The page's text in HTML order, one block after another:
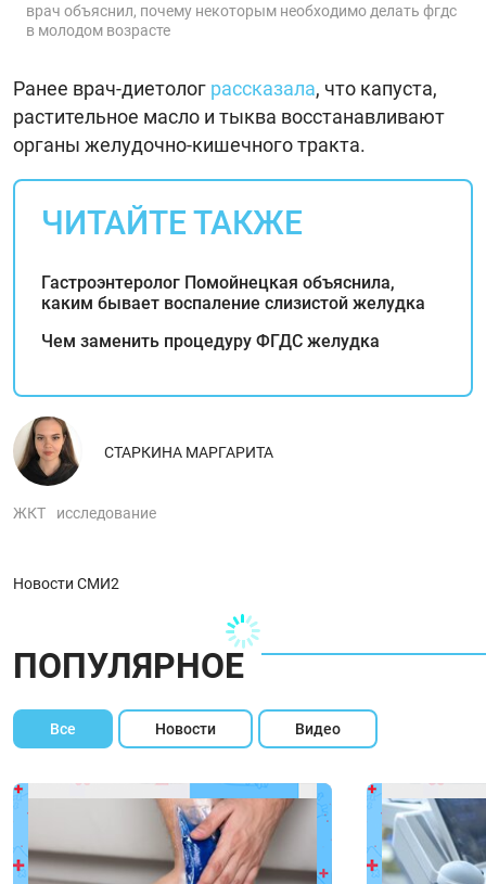
врач объяснил, почему некоторым необходимо делать фгдс
в молодом возрасте
Ранее врач-диетолог рассказала, что капуста,
растительное масло и тыква восстанавливают
органы желудочно-кишечного тракта.
ЧИТАЙТЕ ТАКЖЕ
Гастроэнтеролог Помойнецкая объяснила,
каким бывает воспаление слизистой желудка
Чем заменить процедуру ФГДС желудка
СТАРКИНА МАРГАРИТА
ЖКТ исследование
Новости СМИ2
ПОПУЛЯРНОЕ
Все Новости Видео